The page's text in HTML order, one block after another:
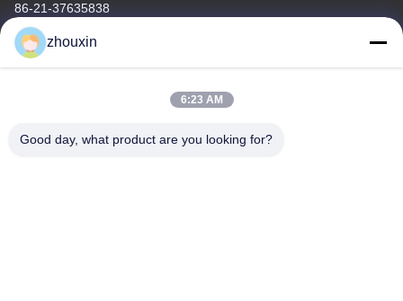
86-21-37635838
Chiny Dobra jakość PVD Próżniowa maszyna do powlekania
zhouxin
6:23 AM
Good day, what product are you looking for?